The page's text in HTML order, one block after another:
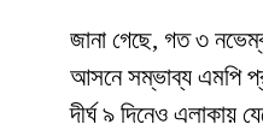
জানা গেছে, গত ৩
আসনে সম্ভাব্য এমপি
দীর্ঘ ৯ দিনেও এলাকায়